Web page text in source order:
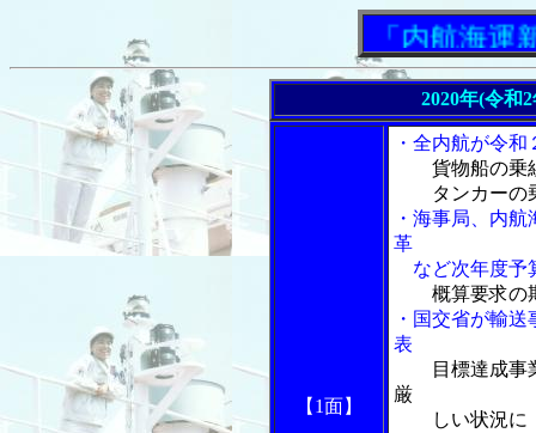
「内航海運新聞
2020年(令和
【1面】
・全内航が令
貨物船の乗
タンカーの乗
・海事局、内
革
など次年度予
概算要求の
・国交省が輸
表
目標達成事
厳
しい状況に